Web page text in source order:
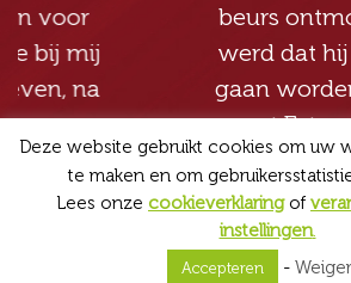
beurs ontmoet en
werd dat hij niet meer
gaan worden hebben
met Ester zijn laatste
besproken toen hij nog
Het was een heel
waarin, ondanks dat pap
kon...Lees
Deze website gebruikt cookies om uw
te maken en om
Lees onze cookieverklaringof
instellingen.
Accepteren -